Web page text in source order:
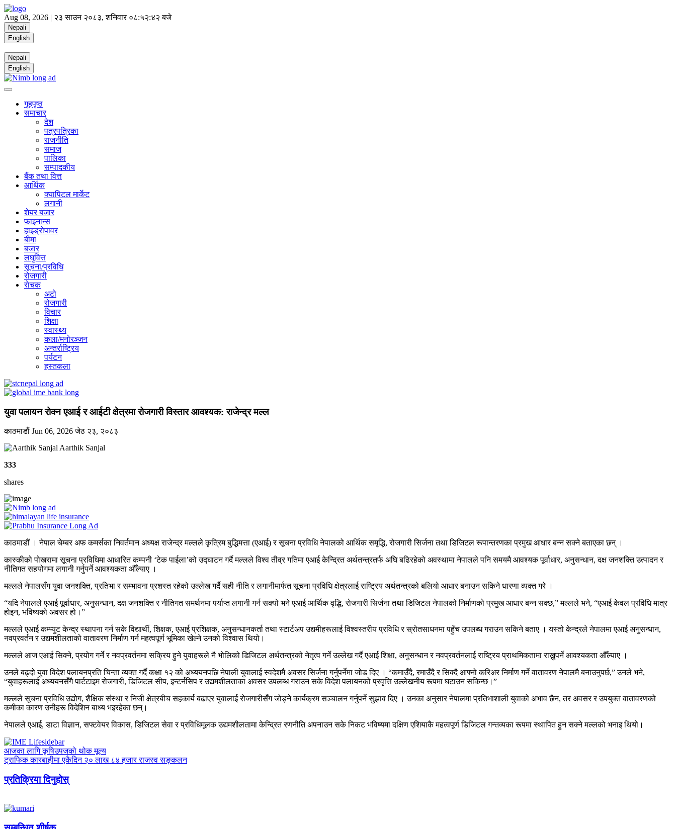
Aug 08, 2026 | २३ साउन २०८३, शनिवार ०८:५२:४३ बजे
Nepali
English
Nepali
English
गृहपृष्ठ
समाचार
देश
पत्रपत्रिका
राजनीति
समाज
पालिका
सम्पादकीय
बैंक तथा वित्त
आर्थिक
क्यापिटल मार्केट
लगानी
शेयर बजार
फाइनान्स
हाइड्रोपावर
बीमा
बजार
लघुवित्त
सूचना/प्रविधि
रोजगारी
राेचक
अटो
रोजगारी
विचार
शिक्षा
स्वास्थ्य
कला/मनोरञ्जन
अन्तर्राष्ट्रिय
पर्यटन
हस्तकला
युवा पलायन रोक्न एआई र आईटी क्षेत्रमा रोजगारी विस्तार आवश्यक: राजेन्द्र मल्ल
काठमाडाैं Jun 06, 2026जेठ २३, २०८३
Aarthik Sanjal
333
shares
काठमाडौं । नेपाल चेम्बर अफ कमर्सका निवर्तमान अध्यक्ष राजेन्द्र मल्लले कृत्रिम बुद्धिमत्ता (एआई) र सूचना प्रविधि नेपालको आर्थिक समृद्धि, रोजगारी सिर्जना तथा डिजिटल रूपान्तरणका प्रमुख आधार बन्न सक्ने बताएका छन् ।
कास्कीको पोखरामा सूचना प्रविधिमा आधारित कम्पनी ‘टेक पाईला’को उद्घाटन गर्दै मल्लले विश्व तीव्र गतिमा एआई केन्द्रित अर्थतन्त्रतर्फ अघि बढिरहेको अवस्थामा नेपालले पनि समयमै आवश्यक पूर्वाधार, अनुसन्धान, दक्ष जनशक्ति उत्पादन र
नीतिगत सहयोगमा लगानी गर्नुपर्ने आवश्यकता औँल्याए ।
मल्लले नेपालसँग युवा जनशक्ति, प्रतिभा र सम्भावना प्रशस्त रहेको उल्लेख गर्दै सही नीति र लगानीमार्फत सूचना प्रविधि क्षेत्रलाई राष्ट्रिय अर्थतन्त्रको बलियो आधार बनाउन सकिने धारणा व्यक्त गरे ।
“यदि नेपालले एआई पूर्वाधार, अनुसन्धान, दक्ष जनशक्ति र नीतिगत समर्थनमा पर्याप्त लगानी गर्न सक्यो भने एआई आर्थिक वृद्धि, रोजगारी सिर्जना तथा डिजिटल नेपालको निर्माणको प्रमुख आधार बन्न सक्छ,” मल्लले भने, “एआई केवल प्रविधि मात्र
होइन, भविष्यको अवसर हो।”
मल्लले एआई कम्प्युट केन्द्र स्थापना गर्न सके विद्यार्थी, शिक्षक, एआई प्रशिक्षक, अनुसन्धानकर्ता तथा स्टार्टअप उद्यमीहरूलाई विश्वस्तरीय प्रविधि र स्रोतसाधनमा पहुँच उपलब्ध गराउन सकिने बताए । यस्तो केन्द्रले नेपालमा एआई अनुसन्धान,
नवप्रवर्तन र उद्यमशीलताको वातावरण निर्माण गर्न महत्वपूर्ण भूमिका खेल्ने उनको विश्वास थियो।
मल्लले आज एआई सिक्ने, प्रयोग गर्ने र नवप्रवर्तनमा सक्रिय हुने युवाहरूले नै भोलिको डिजिटल अर्थतन्त्रको नेतृत्व गर्ने उल्लेख गर्दै एआई शिक्षा, अनुसन्धान र नवप्रवर्तनलाई राष्ट्रिय प्राथमिकतामा राख्नुपर्ने आवश्यकता औँल्याए ।
उनले बढ्दो युवा विदेश पलायनप्रति चिन्ता व्यक्त गर्दै कक्षा १२ को अध्ययनपछि नेपाली युवालाई स्वदेशमै अवसर सिर्जना गर्नुपर्नेमा जोड दिए । “कमाउँदै, रमाउँदै र सिक्दै आफ्नो करिअर निर्माण गर्ने वातावरण नेपालमै बनाउनुपर्छ,” उनले भने,
“युवाहरूलाई अध्ययनसँगै पार्टटाइम रोजगारी, डिजिटल सीप, इन्टर्नसिप र उद्यमशीलताका अवसर उपलब्ध गराउन सके विदेश पलायनको प्रवृत्ति उल्लेखनीय रूपमा घटाउन सकिन्छ।”
मल्लले सूचना प्रविधि उद्योग, शैक्षिक संस्था र निजी क्षेत्रबीच सहकार्य बढाएर युवालाई रोजगारीसँग जोड्ने कार्यक्रम सञ्चालन गर्नुपर्ने सुझाव दिए । उनका अनुसार नेपालमा प्रतिभाशाली युवाको अभाव छैन, तर अवसर र उपयुक्त वातावरणको
कमीका कारण उनीहरू विदेशिन बाध्य भइरहेका छन्।
नेपालले एआई, डाटा विज्ञान, सफ्टवेयर विकास, डिजिटल सेवा र प्रविधिमूलक उद्यमशीलतामा केन्द्रित रणनीति अपनाउन सके निकट भविष्यमा दक्षिण एशियाकै महत्वपूर्ण डिजिटल गन्तव्यका रूपमा स्थापित हुन सक्ने मल्लको भनाइ थियो।
आजका लागि कृषिउपजको थोक मूल्य
ट्राफिक कारबाहीमा एकैदिन २० लाख ८४ हजार राजस्व सङ्कलन
प्रतिक्रिया दिनुहोस्